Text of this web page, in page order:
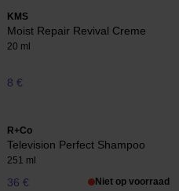
KMS
Moist Repair Revival Creme
20 ml
8 €
R+Co
Television Perfect Shampoo
251 ml
36 € Niet op voorraad